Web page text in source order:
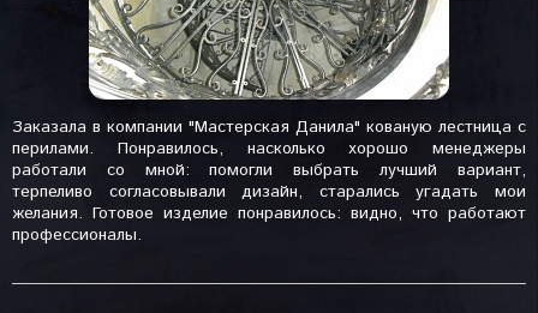
Заказала в компании "Мастерская Данила" кованую лестница с
перилами. Понравилось, насколько хорошо менеджеры
работали со мной: помогли выбрать лучший вариант,
терпеливо согласовывали дизайн, старались угадать мои
желания. Готовое изделие понравилось: видно, что работают
профессионалы.